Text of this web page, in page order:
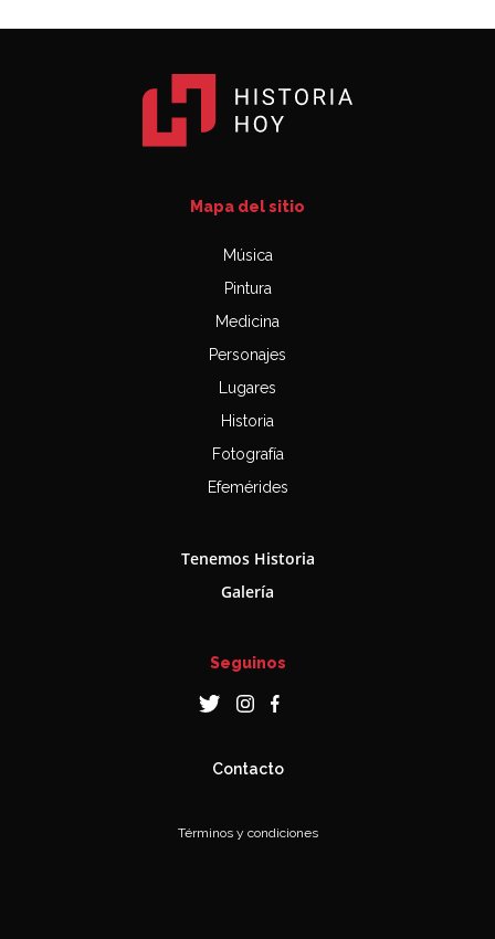
Mapa del sitio
Música
Pintura
Medicina
Personajes
Lugares
Historia
Fotografía
Efemérides
Tenemos Historia
Galería
Seguinos
Contacto
Términos y condiciones